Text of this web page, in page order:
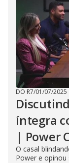
DO R7/01/07/2025
íntegra
| Power
O casal
Power e opinou